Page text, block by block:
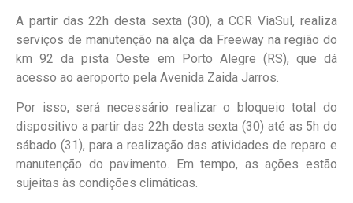
A partir das 22h desta sexta (30), a CCR ViaSul, realiza
serviços de manutenção na alça da Freeway na região do
km 92 da pista Oeste em Porto Alegre (RS), que dá
acesso ao aeroporto pela Avenida Zaida Jarros.
Por isso, será necessário realizar o bloqueio total do
dispositivo a partir das 22h desta sexta (30) até as 5h do
sábado (31), para a realização das atividades de reparo e
manutenção do pavimento. Em tempo, as ações estão
sujeitas às condições climáticas.